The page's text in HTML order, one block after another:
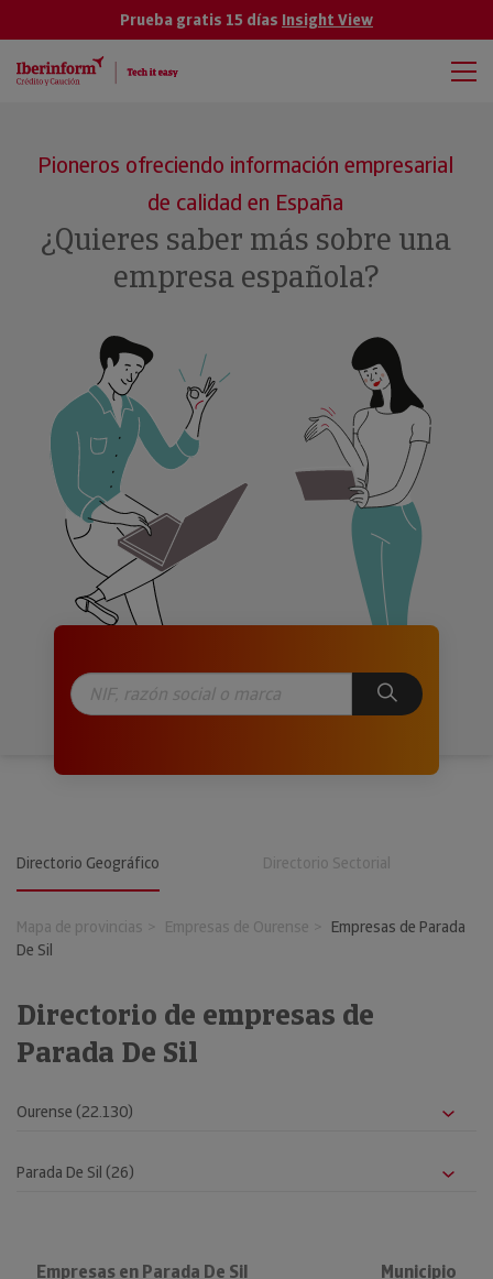
Prueba gratis 15 días Insight View
Pioneros ofreciendo información empresarial
de calidad en España
¿Quieres saber más sobre una
empresa española?
Directorio Geográfico Directorio Sectorial
Mapa de provincias Empresas de Ourense
Empresas de Parada
De Sil
Directorio de empresas de
Parada De Sil
Empresas en Parada De Sil Municipio